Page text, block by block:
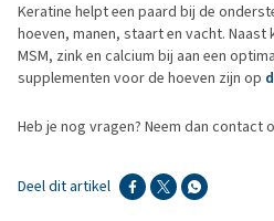
Keratine helpt een paard bij de
hoeven, manen, staart en vacht.
MSM, zink en calcium bij aan een
supplementen voor de hoeven zijn op
Heb je nog vragen? Neem dan contact
Deel dit artikel